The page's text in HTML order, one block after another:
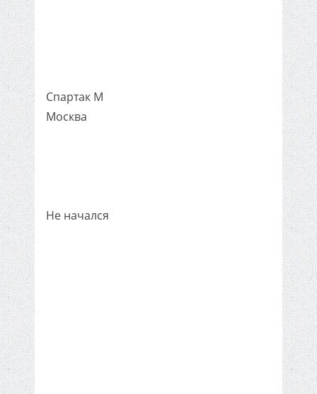
Спартак М
Москва
Не начался